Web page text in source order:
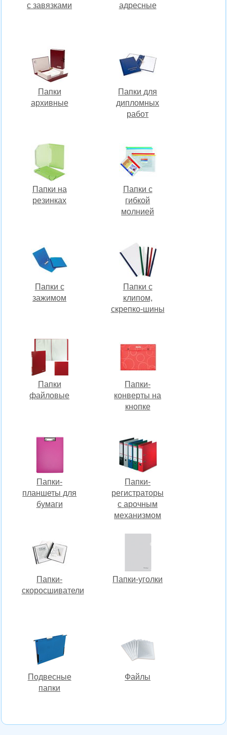
с завязками
адресные
Папки
архивные
Папки для
дипломных
работ
Папки на
резинках
Папки с
гибкой
молнией
Папки с
зажимом
Папки с
клипом,
скрепко-шины
Папки
файловые
Папки-
конверты на
кнопке
Папки-
планшеты для
бумаги
Папки-
регистраторы
c арочным
механизмом
Папки-
скоросшиватели
Папки-уголки
Подвесные
папки
Файлы